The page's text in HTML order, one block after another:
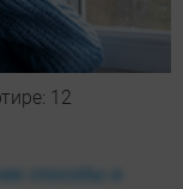
12